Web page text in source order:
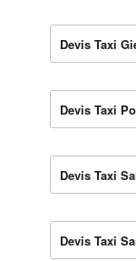
Devis Taxi
Devis Taxi
Devis Taxi
Devis Taxi